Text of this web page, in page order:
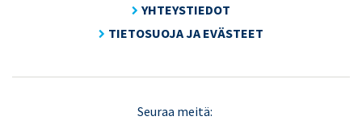
YHTEYSTIEDOT
TIETOSUOJA JA EVÄSTEET
Seuraa meitä: